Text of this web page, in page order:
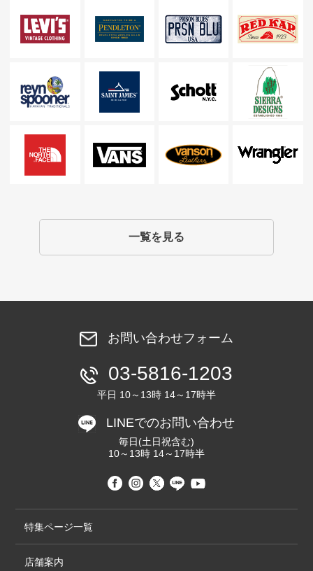
一覧を見る
お問い合わせフォーム
03-5816-1203
平日 10～13時 14～17時半
LINEでのお問い合わせ
毎日(土日祝含む)
10～13時 14～17時半
特集ページ一覧
店舗案内